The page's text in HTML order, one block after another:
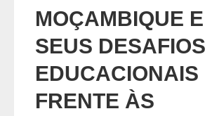
MOÇAMBIQUE E
SEUS DESAFIOS
EDUCACIONAIS
FRENTE ÀS